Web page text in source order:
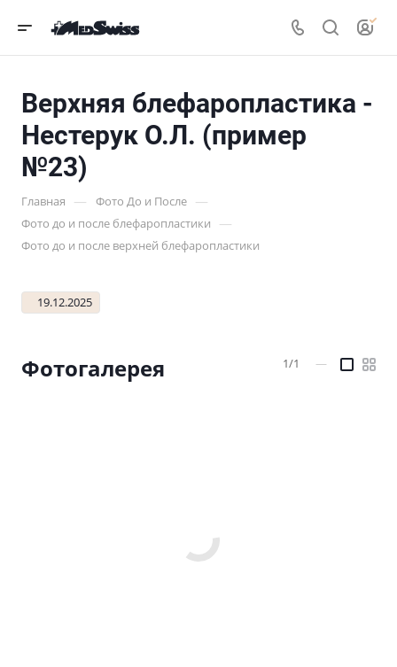
Верхняя блефаропластика -
Нестерук О.Л. (пример
№23)
Главная — Фото До и После —
Фото до и после блефаропластики —
Фото до и после верхней блефаропластики
19.12.2025
Фотогалерея 1/1 —